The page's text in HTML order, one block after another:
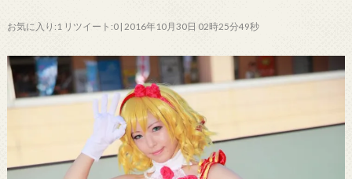
お気に入り:1 リツイート:0 | 2016年10月30日 02時25分49秒